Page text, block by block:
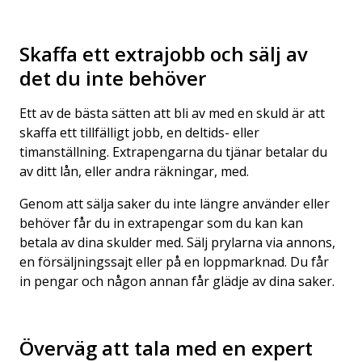
Skaffa ett extrajobb och sälj av
det du inte behöver
Ett av de bästa sätten att bli av med en skuld är att
skaffa ett tillfälligt jobb, en deltids- eller
timanställning. Extrapengarna du tjänar betalar du
av ditt lån, eller andra räkningar, med.
Genom att sälja saker du inte längre använder eller
behöver får du in extrapengar som du kan kan
betala av dina skulder med. Sälj prylarna via annons,
en försäljningssajt eller på en loppmarknad. Du får
in pengar och någon annan får glädje av dina saker.
Överväg att tala med en expert